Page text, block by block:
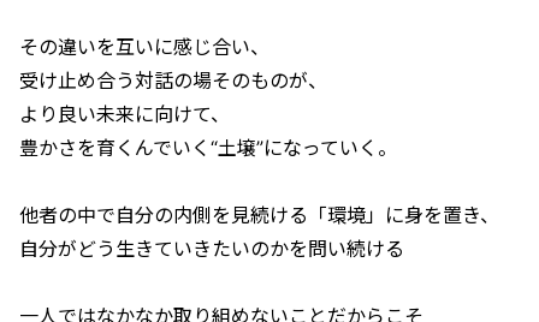
その違いを互いに感じ合い、
受け止め合う対話の場そのものが、
より良い未来に向けて、
豊かさを育くんでいく“土壌”になっていく。​
他者の中で自分の内側を見続ける「環境」に身を置き、
自分がどう生きていきたいのかを問い続ける
一人ではなかなか取り組めないことだからこそ